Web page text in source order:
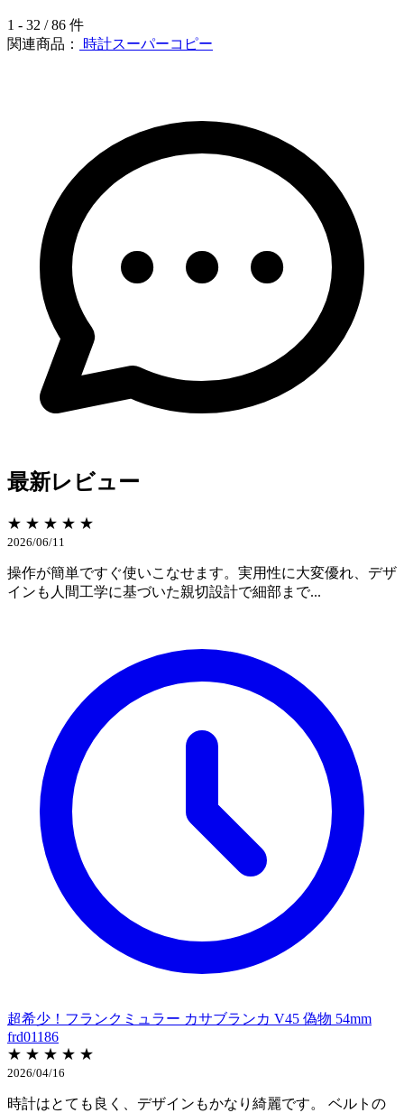
1 - 32 / 86 件
関連商品：
時計スーパーコピー
最新レビュー
★ ★ ★ ★ ★
2026/06/11
操作が簡単ですぐ使いこなせます。実用性に大変優れ、デザ
インも人間工学に基づいた親切設計で細部まで...
超希少！フランクミュラー カサブランカ V45 偽物 54mm
frd01186
★ ★ ★ ★ ★
2026/04/16
時計はとても良く、デザインもかなり綺麗です。 ベルトの